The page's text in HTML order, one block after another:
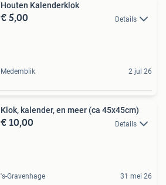
Houten Kalenderklok
€ 5,00 Details
Medemblik 2 jul 26
Klok, kalender, en meer (ca 45x45cm)
€ 10,00 Details
's-Gravenhage 31 mei 26